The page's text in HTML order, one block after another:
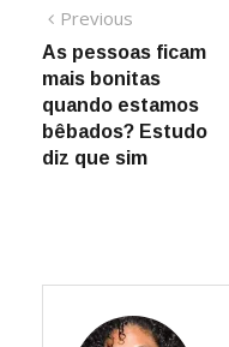
Navegação
de
Post
Previous
post:
As pessoas ficam
mais bonitas
quando estamos
bêbados? Estudo
diz que sim